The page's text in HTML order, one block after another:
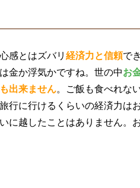
感とはズバリ 経済力と信頼で
金か浮気かですね。世の中お
出来ません。ご飯も食べれな
行に行けるくらいの経済力は
に越したことはありません。